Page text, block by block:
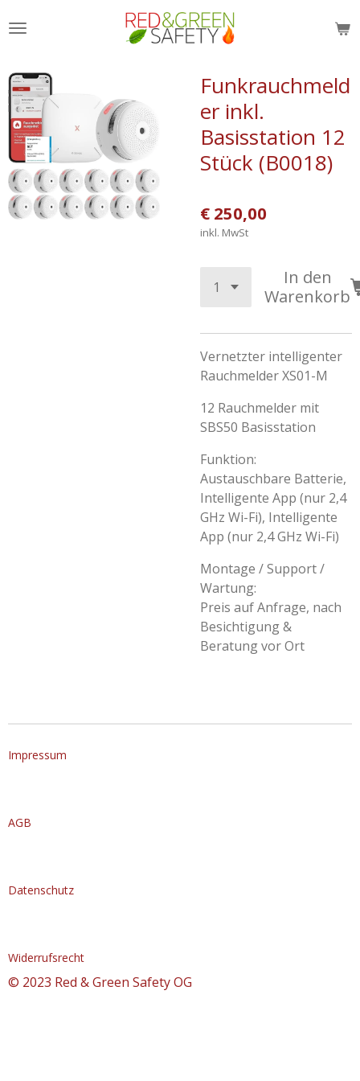
Hauptinhalt
Funkrauchmeld
er inkl.
Basisstation 12
Stück (B0018)
€ 250,00
inkl. MwSt
In den
Warenkorb
Vernetzter intelligenter
Rauchmelder XS01-M
12 Rauchmelder mit
SBS50 Basisstation
Funktion:
Austauschbare Batterie,
Intelligente App (nur 2,4
GHz Wi-Fi), Intelligente
App (nur 2,4 GHz Wi-Fi)
Montage / Support /
Wartung:
Preis auf Anfrage, nach
Besichtigung &
Beratung vor Ort
Impressum
AGB
Datenschutz
Widerrufsrecht
© 2023 Red & Green Safety OG